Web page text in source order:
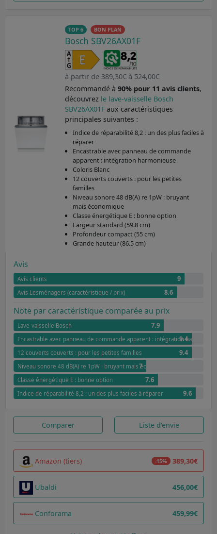
TOP 6 BON PLAN
Bosch SBV26AX01F
à partir de 389,30€ à 524,00€
Recommandé à 90% pour 11 avis clients,
découvrez le lave-vaisselle Bosch
SBV26AX01F aux caractéristiques
principales suivantes :
Indice de réparabilité 8,2 : un des plus faciles à
réparer
Encastrable avec panneau de commande
apparent : intégration harmonieuse
Coloris Blanc
12 couverts couverts : pour les petites
familles
Niveau sonore 48 dB(A) re 1pW : bruyant
mais économique
Classe énergétique E : bonne option
Largeur standard (59.8 cm)
Profondeur compact (55 cm)
Grande hauteur (86.5 cm)
Avis
Avis clients 9
Avis Lesménagers (caractéristique / prix) 8.6
Note par caractéristique comparée au prix
Lave-vaisselle Bosch 7.9
Encastrable avec panneau de commande apparent : intégration
9.4
12 couverts couverts : pour les petites familles 9.4
Niveau sonore 48 dB(A) re 1pW : bruyant mais économique
7
Classe énergétique E : bonne option 7.6
Indice de réparabilité 8,2 : un des plus faciles à réparer 9.6
Comparer Liste d'envie
Amazon (tiers) -15% 389,30€
Ubaldi 456,00€
Conforama 459,99€